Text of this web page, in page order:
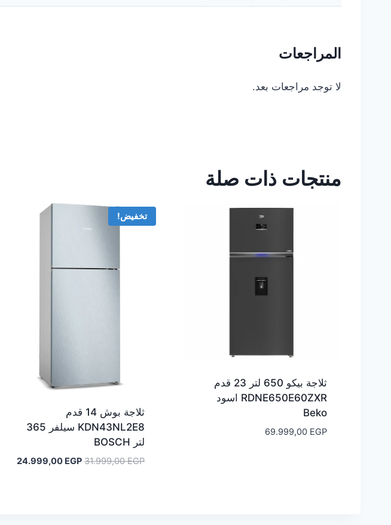
المراجعات
لا توجد مراجعات بعد.
منتجات ذات صلة
ثلاجة بيكو 650 لتر 23 قدم
RDNE650E60ZXR اسود
Beko
69.999,00 EGP
تخفيض!
ثلاجة بوش 14 قدم
KDN43NL2E8 سيلفر 365
لتر BOSCH
31.999,00EGP
السعر24.999,00 EGP
السعر